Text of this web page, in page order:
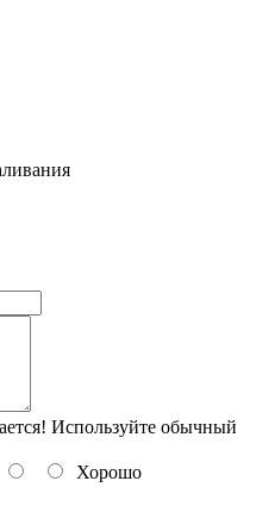
Используйте обычный
Хорошо